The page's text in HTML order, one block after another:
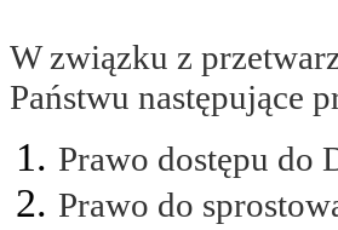
W związku z
Państwu następujące
Prawo dostępu do
Prawo do